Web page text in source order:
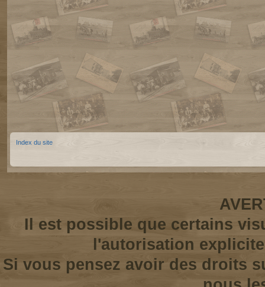
Index du site
Il est possible que certains
l'autorisation
Si vous pensez avoir des droits